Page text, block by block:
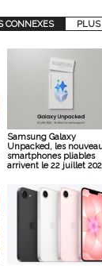
CONNEXES
Samsung Galaxy
Unpacked, les
smartphones pliables
arrivent le 22 juillet